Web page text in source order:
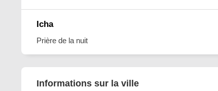
Icha
Prière de la nuit
Informations sur la ville